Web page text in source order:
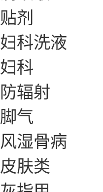
贴剂
妇科洗液
妇科
防辐射
脚气
风湿骨病
皮肤类